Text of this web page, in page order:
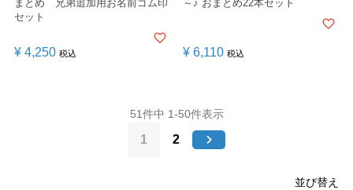
まとめ 兄弟追加用お名前ゴム印
セット
¥ 4,250 税込
～♪ おまとめ22本セット
¥ 6,110 税込
並び替え
51件中 1-50件表示
1 2